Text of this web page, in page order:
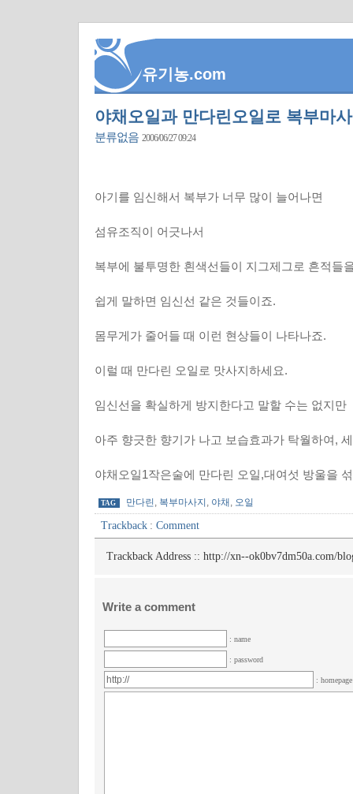
유기농.com
야채오일과 만다린오일로 복부마
분류없음 2006/06/27 09:24
아기를 임신해서 복부가 너무 많이 늘어나면
섬유조직이 어긋나서
복부에 불투명한 흰색선들이 지그제그로 흔적들
쉽게 말하면 임신선 같은 것들이죠.
몸무게가 줄어들 때 이런 현상들이 나타나죠.
이럴 때 만다린 오일로 맛사지하세요.
임신선을 확실하게 방지한다고 말할 수는 없지만
아주 향긋한 향기가 나고 보습효과가 탁월하여,
야채오일1작은술에 만다린 오일,대여섯 방울을
TAG 만다린 , 복부마사지 , 야채 , 오일
Trackback : Comment
Trackback Address :: http://xn--ok0bv7dm50a.com/
Write a comment
: name
: password
: